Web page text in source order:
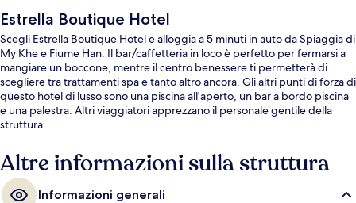
Estrella Boutique Hotel
Scegli Estrella Boutique Hotel e alloggia a 5 minuti in auto da Spiaggia di
My Khe e Fiume Han. Il bar/caffetteria in loco è perfetto per fermarsi a
mangiare un boccone, mentre il centro benessere ti permetterà di
scegliere tra trattamenti spa e tanto altro ancora. Gli altri punti di forza di
questo hotel di lusso sono una piscina all'aperto, un bar a bordo piscina
e una palestra. Altri viaggiatori apprezzano il personale gentile della
struttura.
Altre informazioni sulla struttura
Informazioni generali